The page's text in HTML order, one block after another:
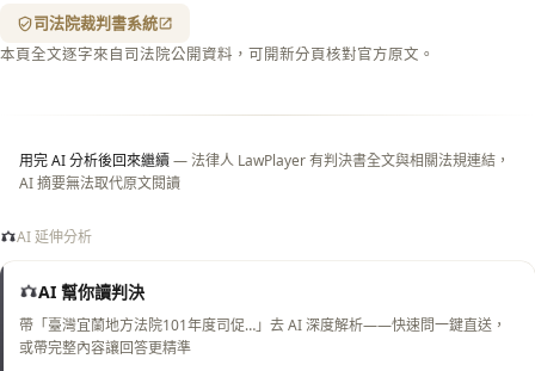
司法院裁判書系統
本頁全文逐字來自司法院公開資料，可開新分頁核對官方原文。
用完 AI 分析後回來繼續— 法律人 LawPlayer 有判決書全文與相關法規連結，
AI 摘要無法取代原文閱讀
AI 延伸分析
AI 幫你讀判決
帶「臺灣宜蘭地方法院101年度司促…」去 AI 深度解析——快速問一鍵直送，
或帶完整內容讓回答更精準